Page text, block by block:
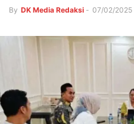
By DK Media Redaksi - 07/02/2025